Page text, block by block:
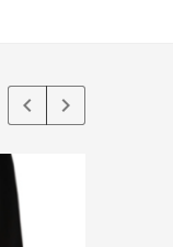
keyboard_arrow_left keyboard_arrow_right